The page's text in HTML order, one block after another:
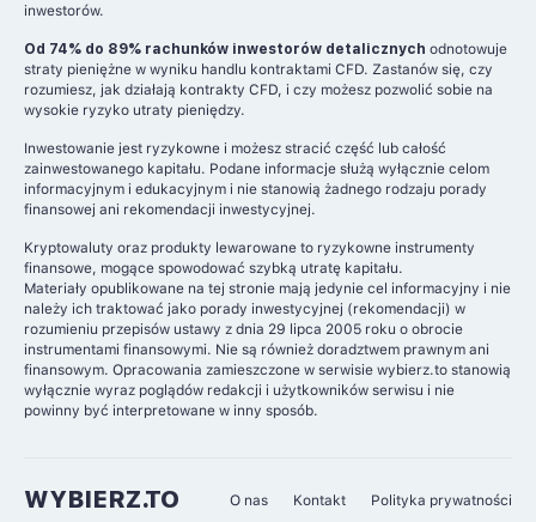
inwestorów.
Od 74% do 89% rachunków inwestorów detalicznych odnotowuje
straty pieniężne w wyniku handlu kontraktami CFD. Zastanów się, czy
rozumiesz, jak działają kontrakty CFD, i czy możesz pozwolić sobie na
wysokie ryzyko utraty pieniędzy.
Inwestowanie jest ryzykowne i możesz stracić część lub całość
zainwestowanego kapitału. Podane informacje służą wyłącznie celom
informacyjnym i edukacyjnym i nie stanowią żadnego rodzaju porady
finansowej ani rekomendacji inwestycyjnej.
Kryptowaluty oraz produkty lewarowane to ryzykowne instrumenty
finansowe, mogące spowodować szybką utratę kapitału.
Materiały opublikowane na tej stronie mają jedynie cel informacyjny i nie
należy ich traktować jako porady inwestycyjnej (rekomendacji) w
rozumieniu przepisów ustawy z dnia 29 lipca 2005 roku o obrocie
instrumentami finansowymi. Nie są również doradztwem prawnym ani
finansowym. Opracowania zamieszczone w serwisie wybierz.to stanowią
wyłącznie wyraz poglądów redakcji i użytkowników serwisu i nie
powinny być interpretowane w inny sposób.
WYBIERZ.TO O nas Kontakt Polityka prywatności